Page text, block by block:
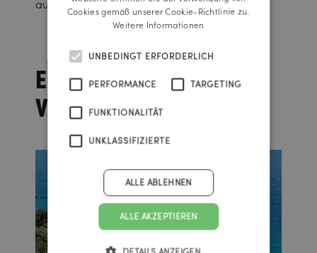
auf Reisen häufiger einzusetzen.
Entdecken Sie das
Video zur Kampagne
Cookies gemäß unserer Cookie-Richtlinie zu.
Weitere Informationen
UNBEDINGT ERFORDERLICH
PERFORMANCE TARGETING
FUNKTIONALITÄT
UNKLASSIFIZIERTE
ALLE AKZEPTIEREN
ALLE ABLEHNEN